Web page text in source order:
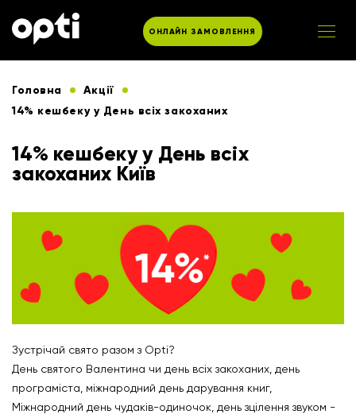
ОНЛАЙН ЗАМОВЛЕННЯ
Головна
Акції
14% кешбеку у День всіх закоханих
14% кешбеку у День всіх
закоханих Київ
Зустрічай свято разом з Opti?
День святого Валентина чи день всіх закоханих, день
програміста, міжнародний день дарування книг,
Міжнародний день чудаків-одиночок, день зцілення звуком -